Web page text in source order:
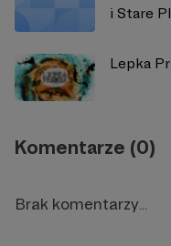
i Stare
Lepka
Komentarze (0)
Brak komentarzy...